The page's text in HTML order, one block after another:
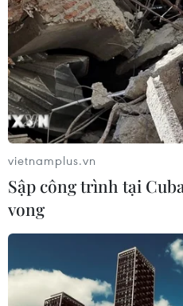
Các cuộc đàm phán
Trung Quốc bị đình trệ
30/05/2025 11:13
Bộ trưởng Tài chính Mỹ hy
phán hơn trong vài tuần tới
đó, sẽ có một cuộc điện
Chủ tịch Trung Quốc Tập
vietnamplus.vn
Sập công trình tại
vong